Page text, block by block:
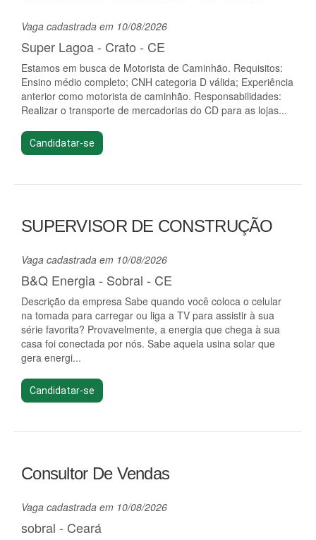
Vaga cadastrada em 10/08/2026
Super Lagoa - Crato - CE
Estamos em busca de Motorista de Caminhão. Requisitos:
Ensino médio completo; CNH categoria D válida; Experiência
anterior como motorista de caminhão. Responsabilidades:
Realizar o transporte de mercadorias do CD para as lojas...
Candidatar-se
SUPERVISOR DE CONSTRUÇÃO
Vaga cadastrada em 10/08/2026
B&Q Energia - Sobral - CE
Descrição da empresa Sabe quando você coloca o celular
na tomada para carregar ou liga a TV para assistir à sua
série favorita? Provavelmente, a energia que chega à sua
casa foi conectada por nós. Sabe aquela usina solar que
gera energi...
Candidatar-se
Consultor De Vendas
Vaga cadastrada em 10/08/2026
sobral - Ceará